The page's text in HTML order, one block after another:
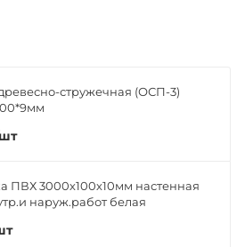
стружечная (ОСП-3)
ПВХ 3000х100х10мм настенная
наруж.работ белая